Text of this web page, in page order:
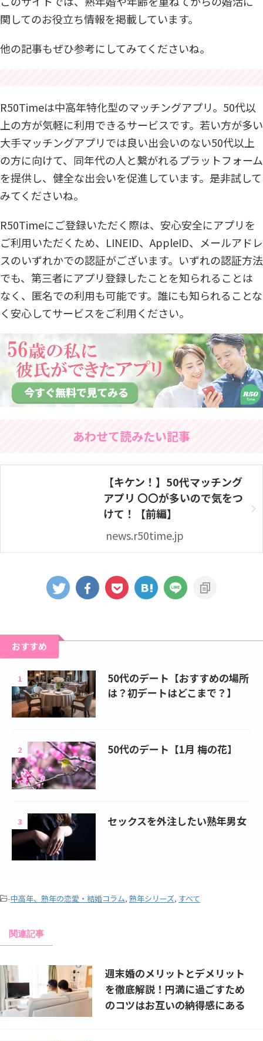
関してのお役立ち情報を掲載しています。
他の記事もぜひ参考にしてみてくださいね。
R50Timeは中高年特化型のマッチングアプリ。50代以
上の方が気軽に利用できるサービスです。若い方が多い
大手マッチングアプリでは良い出会いのない50代以上
の方に向けて、同年代の人と繋がれるプラットフォーム
を提供し、健全な出会いを促進しています。是非試して
みてくださいね。
R50Timeにご登録いただく際は、安心安全にアプリを
ご利用いただくため、LINEID、AppleID、メールアドレ
スのいずれかでの認証がございます。いずれの認証方法
でも、第三者にアプリ登録したことを知られることは
なく、匿名での利用も可能です。誰にも知られることな
く安心してサービスをご利用ください。
あわせて読みたい記事
【キケン！】50代マッチング
アプリ 〇〇が多いので気をつ
けて！【前編】
news.r50time.jp
おすすめ
1
50代のデート【おすすめの場所
は？初デートはどこまで？】
2 50代のデート【1月 梅の花】
3 セックスを外注したい熟年男女
-中高年、熟年の恋愛・結婚コラム, 熟年シリーズ, すべて
関連記事
週末婚のメリットとデメリット
を徹底解説！円満に過ごすため
のコツはお互いの納得感にある